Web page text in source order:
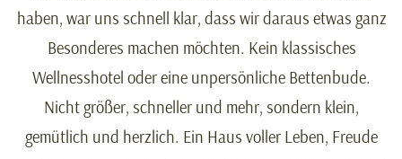
haben, war uns schnell klar, dass wir daraus etwas ganz
Besonderes machen möchten. Kein klassisches
Wellnesshotel oder eine unpersönliche Bettenbude.
Nicht größer, schneller und mehr, sondern klein,
gemütlich und herzlich. Ein Haus voller Leben, Freude